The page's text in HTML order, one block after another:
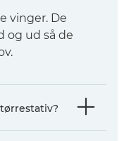
vinger. De
og ud så de